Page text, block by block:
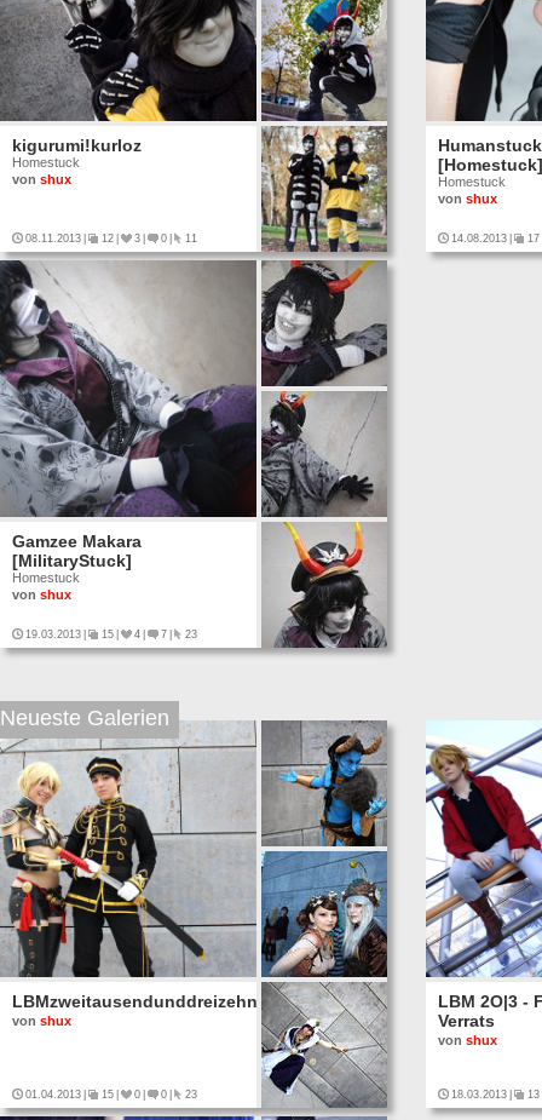
kigurumi!kurloz
Homestuck
von shux
08.11.2013 12 3 0 11
[Homestuck]
Homestuck
von shux
14.08.2013 17
Gamzee Makara
[MilitaryStuck]
Homestuck
von shux
19.03.2013 15 4 7 23
Neueste Galerien
LBMzweitausendunddreizehn
von shux
01.04.2013 15 0 0 23
LBM 2O|3 -
Verrats
von shux
18.03.2013 13